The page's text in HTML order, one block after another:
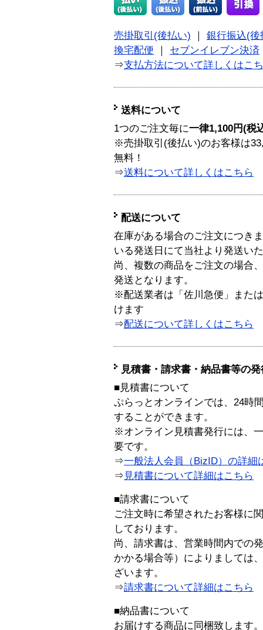
売掛取引(後払い) ｜ 銀行振込(後
換宅配便 ｜ セブンイレブン決済
⇒支払方法について詳しくはこ
送料について
1つのご注文毎に一律1,100円(税
※売掛取引(後払い)のお客様は
無料！
⇒送料について詳しくはこちら
配送について
在庫がある場合のご注文につき
いる発送日にて当社より発送い
尚、複数の商品をご注文の場合
発送となります。
※配送業者は「佐川急便」また
けます
⇒配送について詳しくはこちら
見積書・請求書・納品書等の
■見積書について
ぷらっとオンラインでは、24時
することができます。
※オンライン見積書発行には、
要です。
⇒一般法人会員（BizID）の詳細
⇒ 見積書について詳細はこちら
■請求書について
ご注文時に希望されたお客様に
しております。
尚、請求書は、営業時間内での
かかる場合等）によりましては
ざいます。
⇒請求書について詳細はこちら
■納品書について
お届けする商品に同梱致します。